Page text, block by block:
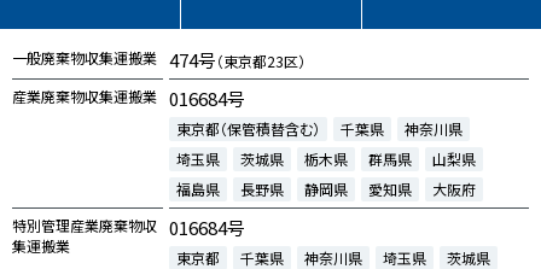
一般廃棄物収集運搬業 474号（東京都23区）
産業廃棄物収集運搬業 016684号
東京都（保管積替含む） 千葉県
神奈川県
埼玉県
茨城県 栃木県 群馬県
山梨県
福島県
長野県 静岡県 愛知県
大阪府
特別管理産業廃棄物収
集運搬業
016684号
東京都 千葉県 神奈川県 埼玉県
茨城県